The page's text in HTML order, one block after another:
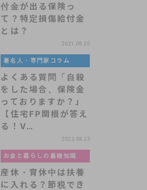
付金が出る保険っ
て？特定損傷給付金
とは？
2021.08.20
著名人・専門家コラム
よくある質問「自殺
をした場合、保険金
っておりますか？」
【住宅FP関根が答え
る！V…
2023.08.23
お金と暮らしの基礎知識
産休・育休中は扶養
に入れる？節税でき